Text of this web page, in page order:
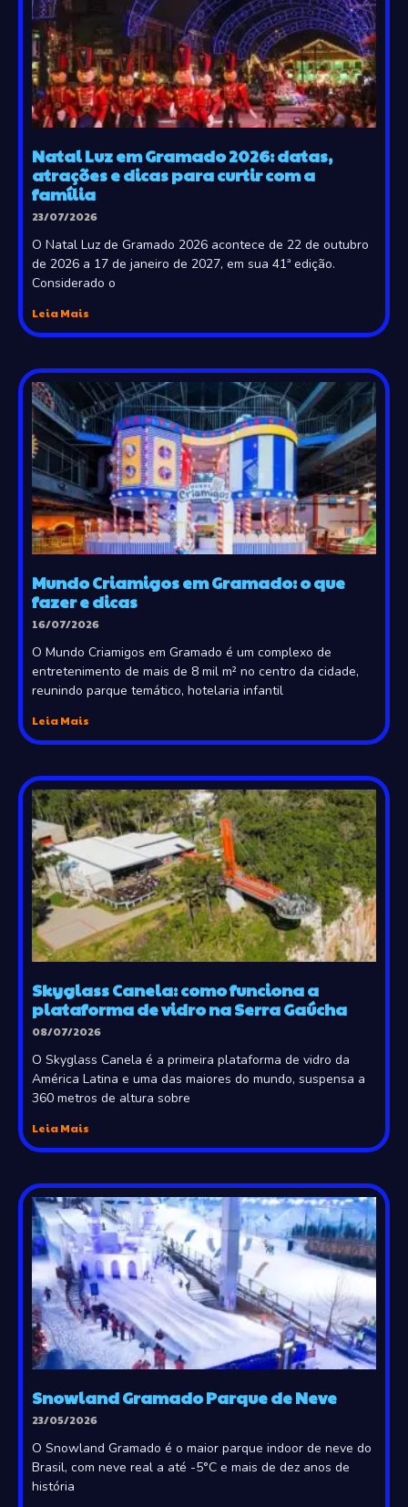
Natal Luz em Gramado 2026: datas,
atrações e dicas para curtir com a
família
23/07/2026
O Natal Luz de Gramado 2026 acontece de 22 de outubro
de 2026 a 17 de janeiro de 2027, em sua 41ª edição.
Considerado o
Leia Mais
Mundo Criamigos em Gramado: o que
fazer e dicas
16/07/2026
O Mundo Criamigos em Gramado é um complexo de
entretenimento de mais de 8 mil m² no centro da cidade,
reunindo parque temático, hotelaria infantil
Leia Mais
Skyglass Canela: como funciona a
plataforma de vidro na Serra Gaúcha
08/07/2026
O Skyglass Canela é a primeira plataforma de vidro da
América Latina e uma das maiores do mundo, suspensa a
360 metros de altura sobre
Leia Mais
Snowland Gramado Parque de Neve
23/05/2026
O Snowland Gramado é o maior parque indoor de neve do
Brasil, com neve real a até -5°C e mais de dez anos de
história